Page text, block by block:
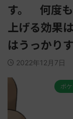
す。 何度も
上げる効果
はうっかり
2022年12月7日
ポ